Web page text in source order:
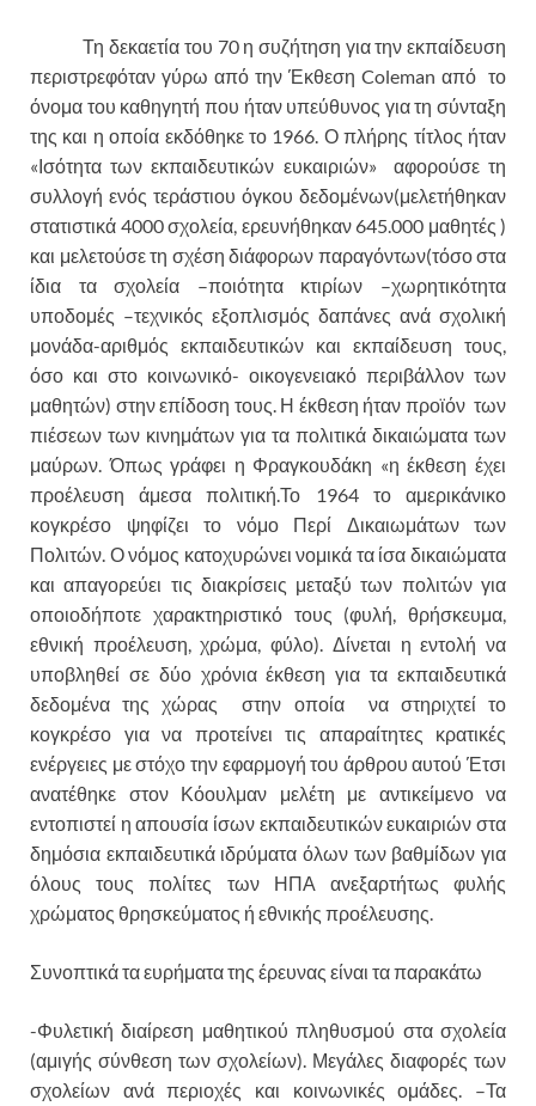
Τη δεκαετία του 70 η συζήτηση για την εκπαίδευση
περιστρεφόταν γύρω από την Έκθεση Coleman από το
όνομα του καθηγητή που ήταν υπεύθυνος για τη σύνταξη
της και η οποία εκδόθηκε το 1966. Ο πλήρης τίτλος ήταν
«Ισότητα των εκπαιδευτικών ευκαιριών» αφορούσε τη
συλλογή ενός τεράστιου όγκου δεδομένων(μελετήθηκαν
στατιστικά 4000 σχολεία, ερευνήθηκαν 645.000 μαθητές )
και μελετούσε τη σχέση διάφορων παραγόντων(τόσο στα
ίδια τα σχολεία –ποιότητα κτιρίων –χωρητικότητα
υποδομές –τεχνικός εξοπλισμός δαπάνες ανά σχολική
μονάδα-αριθμός εκπαιδευτικών και εκπαίδευση τους,
όσο και στο κοινωνικό- οικογενειακό περιβάλλον των
μαθητών) στην επίδοση τους. Η έκθεση ήταν προϊόν των
πιέσεων των κινημάτων για τα πολιτικά δικαιώματα των
μαύρων. Όπως γράφει η Φραγκουδάκη «η έκθεση έχει
προέλευση άμεσα πολιτική.Το 1964 το αμερικάνικο
κογκρέσο ψηφίζει το νόμο Περί Δικαιωμάτων των
Πολιτών. Ο νόμος κατοχυρώνει νομικά τα ίσα δικαιώματα
και απαγορεύει τις διακρίσεις μεταξύ των πολιτών για
οποιοδήποτε χαρακτηριστικό τους (φυλή, θρήσκευμα,
εθνική προέλευση, χρώμα, φύλο). Δίνεται η εντολή να
υποβληθεί σε δύο χρόνια έκθεση για τα εκπαιδευτικά
δεδομένα της χώρας στην οποία να στηριχτεί το
κογκρέσο για να προτείνει τις απαραίτητες κρατικές
ενέργειες με στόχο την εφαρμογή του άρθρου αυτού Έτσι
ανατέθηκε στον Κόουλμαν μελέτη με αντικείμενο να
εντοπιστεί η απουσία ίσων εκπαιδευτικών ευκαιριών στα
δημόσια εκπαιδευτικά ιδρύματα όλων των βαθμίδων για
όλους τους πολίτες των ΗΠΑ ανεξαρτήτως φυλής
χρώματος θρησκεύματος ή εθνικής προέλευσης.
Συνοπτικά τα ευρήματα της έρευνας είναι τα παρακάτω
-Φυλετική διαίρεση μαθητικού πληθυσμού στα σχολεία
(αμιγής σύνθεση των σχολείων). Μεγάλες διαφορές των
σχολείων ανά περιοχές και κοινωνικές ομάδες. –Τα